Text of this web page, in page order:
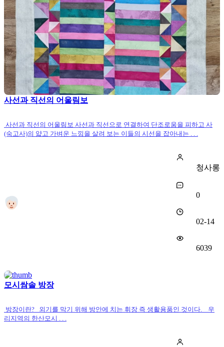
사선과 직선의 어울림보
사선과 직선의 어울림보 사선과 직선으로 연결하여 단조로움을 피하고 사
(숙고사)의 얇고 가벼운 느낌을 살려 보는 이들의 시선을 잡아내는 . . .
청사롱
0
02-14
6039
모시쌈솔 방장
방장이란? 외기를 막기 위해 방안에 치는 휘장 즉 생활용품인 것이다. 우
리지역의 한산모시 . . .